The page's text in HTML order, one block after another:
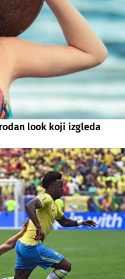
look koji izgleda